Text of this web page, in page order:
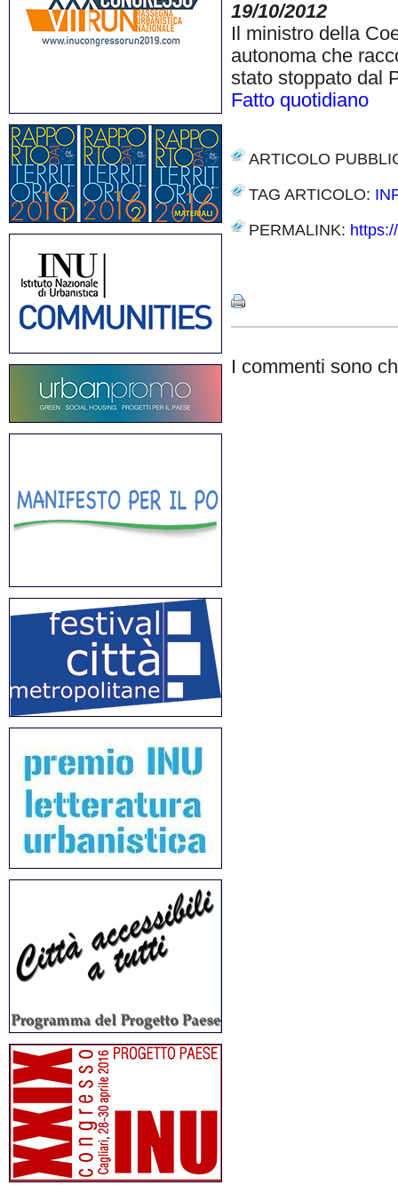
19/10/2012
Il ministro della
autonoma che
stato stoppato dal
Fatto quotidiano
ARTICOLO
TAG ARTICOLO:
PERMALINK:
I commenti sono